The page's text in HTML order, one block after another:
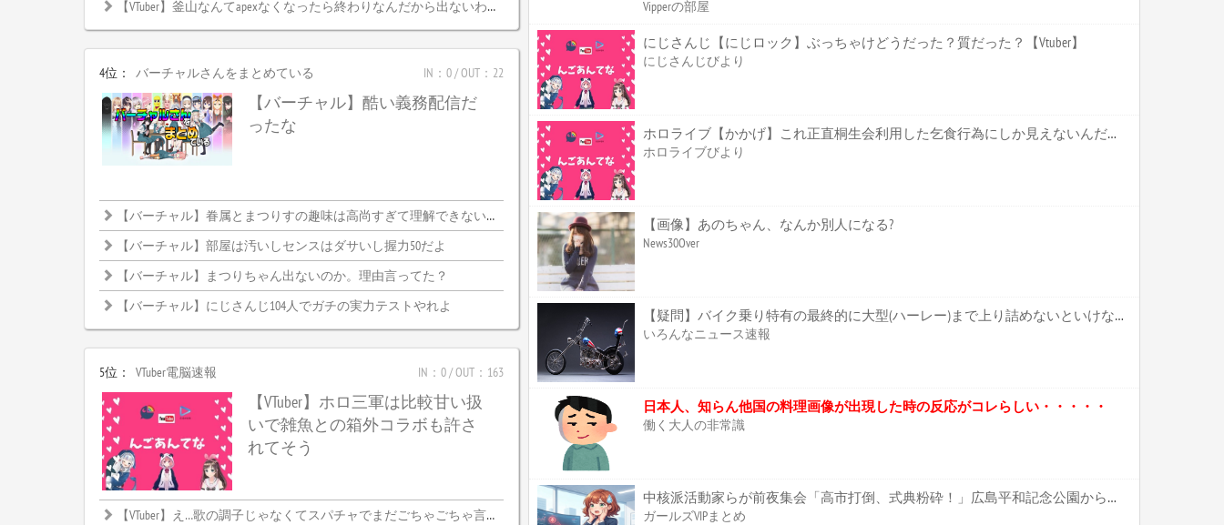
【VTuber】釜山なんてapexなくなったら終わりなんだから出ないわけがない
4位： バーチャルさんをまとめている IN：0 / OUT：22
【バーチャル】酷い義務配信だ
ったな
【バーチャル】眷属とまつりすの趣味は高尚すぎて理解できないわｗｗ
【バーチャル】部屋は汚いしセンスはダサいし握力50だよ
【バーチャル】まつりちゃん出ないのか。理由言ってた？
【バーチャル】にじさんじ104人でガチの実力テストやれよ
5位： VTuber電脳速報 IN：0 / OUT：163
【VTuber】ホロ三軍は比較甘い扱
いで雑魚との箱外コラボも許さ
れてそう
【VTuber】え…歌の調子じゃなくてスパチャでまだごちゃごちゃ言ってんの…？
Vipperの部屋
にじさんじ【にじロック】ぶっちゃけどうだった？質だった？【Vtuber】
にじさんじびより
ホロライブ【かかげ】これ正直桐生会利用した乞食行為にしか見えないんだがいいのかこれ かかげって直接関わりがあるわけじゃないだろ【Vtuber】
ホロライブびより
【画像】あのちゃん、なんか別人になる?
News30Over
【疑問】バイク乗り特有の最終的に大型(ハーレー)まで上り詰めないといけない風潮←これ
いろんなニュース速報
日本人、知らん他国の料理画像が出現した時の反応がコレらしい・・・・・
働く大人の非常識
中核派活動家らが前夜集会「高市打倒、式典粉砕！」広島平和記念公園から隊列組みデモ行進
ガールズVIPまとめ